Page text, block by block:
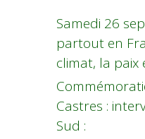
Samedi 26
partout en
climat, la paix
Castres :
Sud :